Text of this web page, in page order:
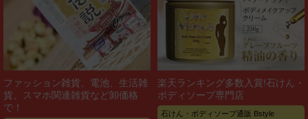
ファッション雑貨、電池、生活雑
貨、スマホ関連雑貨など卸価格
で！
楽天ランキング多数入賞!石けん・
ボディソープ専門店
石けん・ボディソープ通販 Bstyle